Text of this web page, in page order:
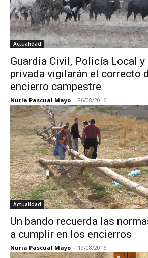
Actualidad
Guardia Civil, Policía Local y
privada vigilarán el correcto
encierro campestre
Nuria Pascual Mayo - 26/08/2016
Actualidad
Un bando recuerda las
a cumplir en los encierros
Nuria Pascual Mayo - 19/08/2016